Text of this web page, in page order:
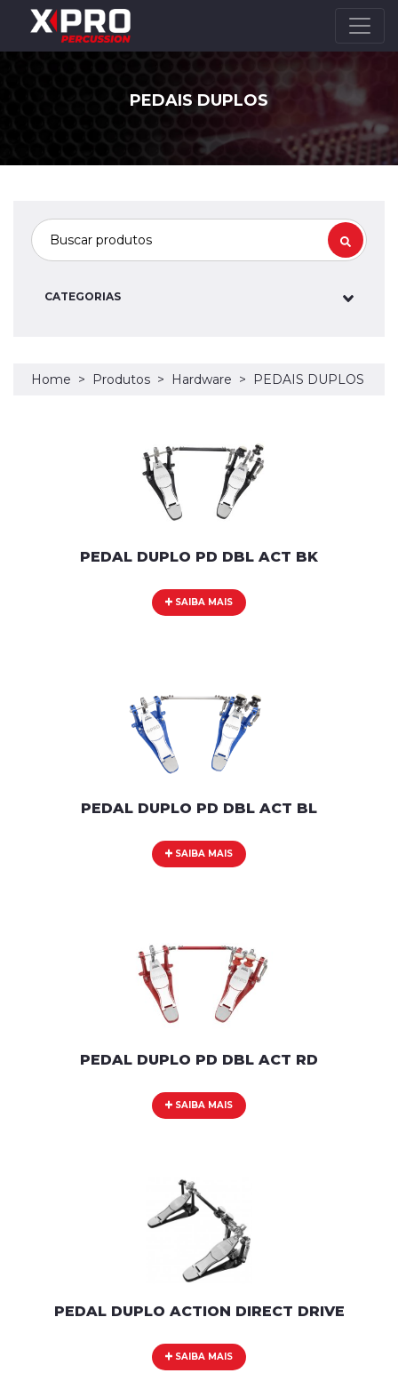
PEDAIS DUPLOS
CATEGORIAS
Home Produtos Hardware PEDAIS DUPLOS
PEDAL DUPLO PD DBL ACT BK
SAIBA MAIS
PEDAL DUPLO PD DBL ACT BL
SAIBA MAIS
PEDAL DUPLO PD DBL ACT RD
SAIBA MAIS
PEDAL DUPLO ACTION DIRECT DRIVE
SAIBA MAIS